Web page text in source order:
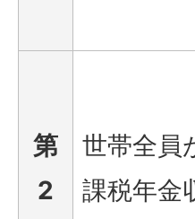
第
2
世帯全員
課税年金